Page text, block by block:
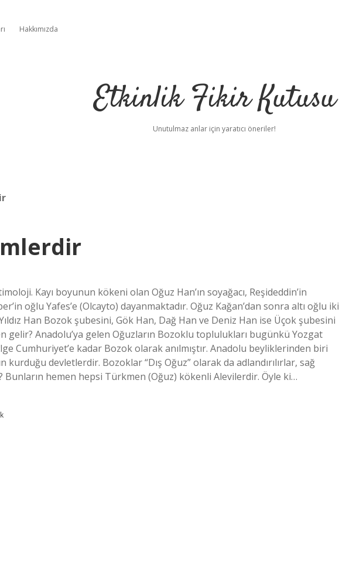
Hakkımızda
Etkinlik Fikir Kutusu
Unutulmaz anlar için yaratıcı öneriler!
Kayı boyunun kökeni olan Oğuz Han’ın soyağacı, Reşideddin’in
oğlu Yafes’e (Olcayto) dayanmaktadır. Oğuz Kağan’dan sonra altı oğlu iki
Han Bozok şubesini, Gök Han, Dağ Han ve Deniz Han ise Üçok şubesini
Anadolu’ya gelen Oğuzların Bozoklu toplulukları bugünkü Yozgat
Cumhuriyet’e kadar Bozok olarak anılmıştır. Anadolu beyliklerinden biri
kurduğu devletlerdir. Bozoklar “Dış Oğuz” olarak da adlandırılırlar, sağ
Bunların hemen hepsi Türkmen (Oğuz) kökenli Alevilerdir. Öyle ki…